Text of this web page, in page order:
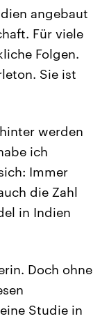
angebaut
Für viele
Folgen.
Sie ist
werden
ich
Immer
die Zahl
in Indien
Doch ohne
Studie in